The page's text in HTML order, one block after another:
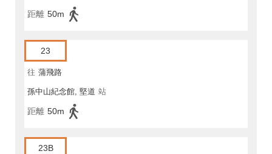
距離 50m
23
往 蒲飛路
孫中山紀念館, 堅道 站
距離 50m
23B